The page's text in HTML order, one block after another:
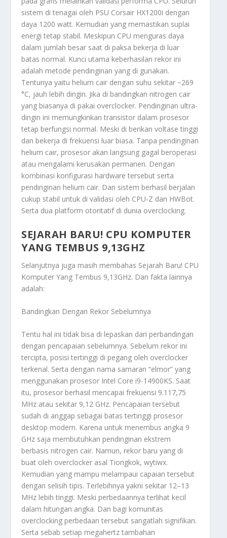
sistem di tenagai oleh PSU Corsair HX1200i dengan
daya 1200 watt. Kemudian yang memastikan suplai
energi tetap stabil. Meskipun CPU menguras daya
dalam jumlah besar saat di paksa bekerja di luar
batas normal. Kunci utama keberhasilan rekor ini
adalah metode pendinginan yang di gunakan.
Tentunya yaitu helium cair dengan suhu sekitar −269
°C, jauh lebih dingin. Jika di bandingkan nitrogen cair
yang biasanya di pakai overclocker. Pendinginan ultra-
dingin ini memungkinkan transistor dalam prosesor
tetap berfungsi normal. Meski di berikan voltase tinggi
dan bekerja di frekuensi luar biasa. Tanpa pendinginan
helium cair, prosesor akan langsung gagal beroperasi
atau mengalami kerusakan permanen. Dengan
kombinasi konfigurasi hardware tersebut serta
pendinginan helium cair. Dan sistem berhasil berjalan
cukup stabil untuk di validasi oleh CPU-Z dan HWBot.
Serta dua platform otoritatif di dunia overclocking.
SEJARAH BARU! CPU KOMPUTER
YANG TEMBUS 9,13GHZ
Selanjutnya juga masih membahas Sejarah Baru! CPU
Komputer Yang Tembus 9,13GHz. Dan fakta lainnya
adalah:
Bandingkan Dengan Rekor Sebelumnya
Tentu hal ini tidak bisa di lepaskan dari perbandingan
dengan pencapaian sebelumnya. Sebelum rekor ini
tercipta, posisi tertinggi di pegang oleh overclocker
terkenal. Serta dengan nama samaran “elmor” yang
menggunakan prosesor Intel Core i9-14900KS. Saat
itu, prosesor berhasil mencapai frekuensi 9.117,75
MHz atau sekitar 9,12 GHz. Pencapaian tersebut
sudah di anggap sebagai batas tertinggi prosesor
desktop modern. Karena untuk menembus angka 9
GHz saja membutuhkan pendinginan ekstrem
berbasis nitrogen cair. Namun, rekor baru yang di
buat oleh overclocker asal Tiongkok, wytiwx.
Kemudian yang mampu melampaui capaian tersebut
dengan selisih tipis. Terlebihnya yakni sekitar 12–13
MHz lebih tinggi. Meski perbedaannya terlihat kecil
dalam hitungan angka. Dan bagi komunitas
overclocking perbedaan tersebut sangatlah signifikan.
Serta sebab setiap megahertz tambahan